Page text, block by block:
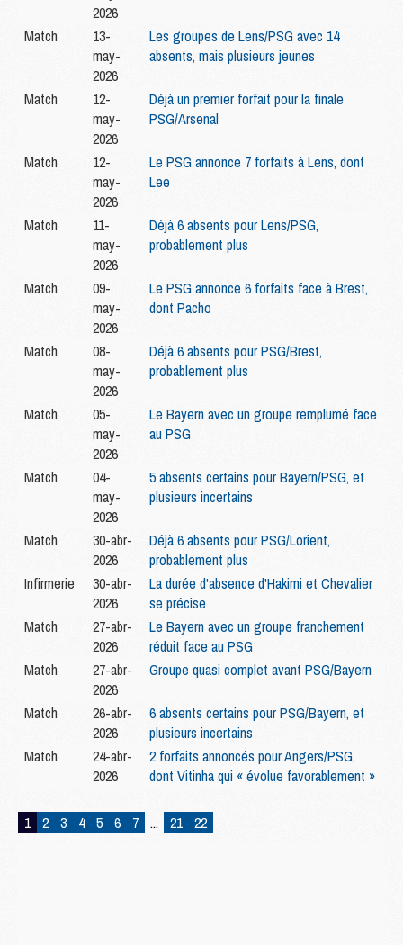
2026
Match
13-
may-
2026
Les groupes de Lens/PSG avec 14
absents, mais plusieurs jeunes
Match
12-
may-
2026
Déjà un premier forfait pour la finale
PSG/Arsenal
Match
12-
may-
2026
Le PSG annonce 7 forfaits à Lens, dont
Lee
Match
11-
may-
2026
Déjà 6 absents pour Lens/PSG,
probablement plus
Match
09-
may-
2026
Le PSG annonce 6 forfaits face à Brest,
dont Pacho
Match
08-
may-
2026
Déjà 6 absents pour PSG/Brest,
probablement plus
Match
05-
may-
2026
Le Bayern avec un groupe remplumé face
au PSG
Match
04-
may-
2026
5 absents certains pour Bayern/PSG, et
plusieurs incertains
Match
30-abr-
2026
Déjà 6 absents pour PSG/Lorient,
probablement plus
Infirmerie
30-abr-
2026
La durée d'absence d'Hakimi et Chevalier
se précise
Match
27-abr-
2026
Le Bayern avec un groupe franchement
réduit face au PSG
Match
27-abr-
2026
Groupe quasi complet avant PSG/Bayern
Match
26-abr-
2026
6 absents certains pour PSG/Bayern, et
plusieurs incertains
Match
24-abr-
2026
2 forfaits annoncés pour Angers/PSG,
dont Vitinha qui « évolue favorablement »
1 2 3 4 5 6 7 ... 21 22